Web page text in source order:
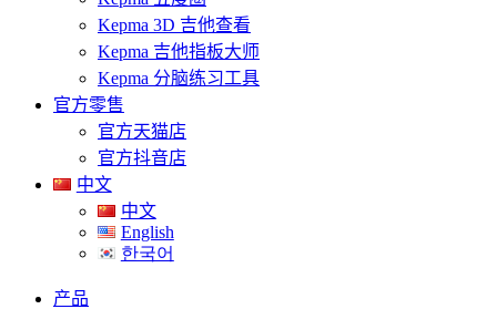
Kepma 3D 吉他查看
Kepma 吉他指板大师
Kepma 分脑练习工具
官方零售
官方天猫店
官方抖音店
中文
中文
English
한국어
产品